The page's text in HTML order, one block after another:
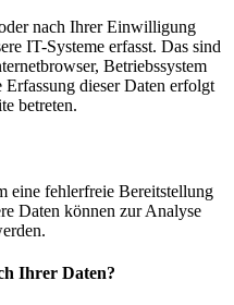
nach Ihrer Einwilligung
IT-Systeme erfasst. Das sind
Betriebssystem
dieser Daten erfolgt
betreten.
eine fehlerfreie Bereitstellung
Daten können zur Analyse
Ihrer Daten?